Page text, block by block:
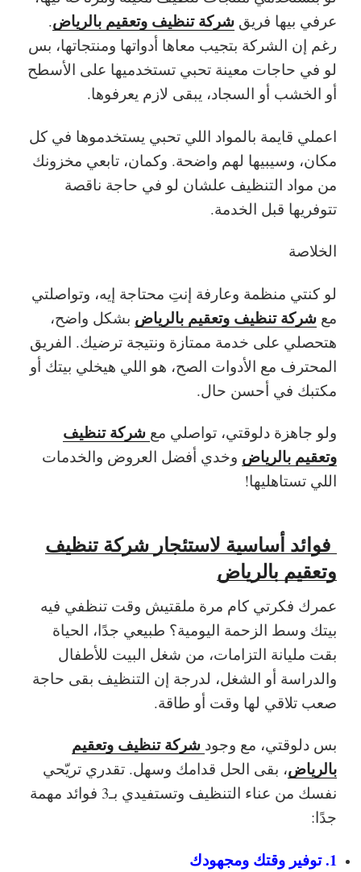
عرفي بيها فريق شركة تنظيف وتعقيم بالرياض.
رغم إن الشركة بتجيب معاها أدواتها ومنتجاتها، بس
لو في حاجات معينة تحبي تستخدميها على الأسطح
أو الخشب أو السجاد، يبقى لازم يعرفوها.
اعملي قايمة بالمواد اللي تحبي يستخدموها في كل
مكان، وسيبيها لهم واضحة. وكمان، تابعي مخزونك
من مواد التنظيف علشان لو في حاجة ناقصة
تتوفريها قبل الخدمة.
الخلاصة
لو كنتي منظمة وعارفة إنتِ محتاجة إيه، وتواصلتي
مع شركة تنظيف وتعقيم بالرياض بشكل واضح،
هتحصلي على خدمة ممتازة ونتيجة ترضيك. الفريق
المحترف مع الأدوات الصح، هو اللي هيخلي بيتك أو
مكتبك في أحسن حال.
ولو جاهزة دلوقتي، تواصلي مع شركة تنظيف
وتعقيم بالرياض وخدي أفضل العروض والخدمات
اللي تستاهليها!
فوائد أساسية لاستئجار شركة تنظيف
وتعقيم بالرياض
عمرك فكرتي كام مرة ملقتيش وقت تنظفي فيه
بيتك وسط الزحمة اليومية؟ طبيعي جدًا، الحياة
بقت مليانة التزامات، من شغل البيت للأطفال
والدراسة أو الشغل، لدرجة إن التنظيف بقى حاجة
صعب تلاقي لها وقت أو طاقة.
بس دلوقتي، مع وجود شركة تنظيف وتعقيم
بالرياض، بقى الحل قدامك وسهل. تقدري تريّحي
نفسك من عناء التنظيف وتستفيدي بـ3 فوائد مهمة
جدًا:
1. توفير وقتك ومجهودك